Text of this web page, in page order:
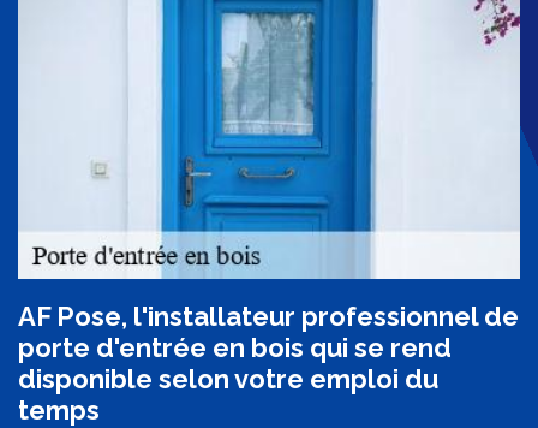
AF Pose, l'installateur professionnel de
porte d'entrée en bois qui se rend
disponible selon votre emploi du
temps